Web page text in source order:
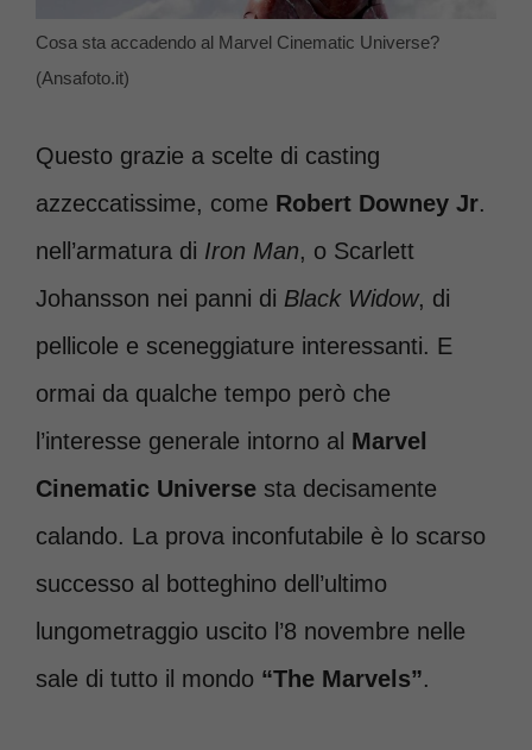
Cosa sta accadendo al Marvel Cinematic Universe?
(Ansafoto.it)
Questo grazie a scelte di casting
azzeccatissime, come Robert Downey Jr.
nell’armatura di Iron Man, o Scarlett
Johansson nei panni di Black Widow, di
pellicole e sceneggiature interessanti. E
ormai da qualche tempo però che
l’interesse generale intorno al Marvel
Cinematic Universe sta decisamente
calando. La prova inconfutabile è lo scarso
successo al botteghino dell’ultimo
lungometraggio uscito l’8 novembre nelle
sale di tutto il mondo “The Marvels”.